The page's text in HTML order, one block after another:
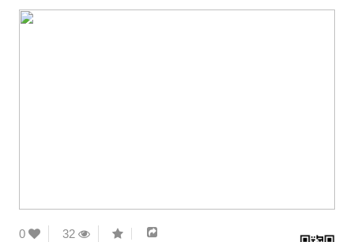
0 32